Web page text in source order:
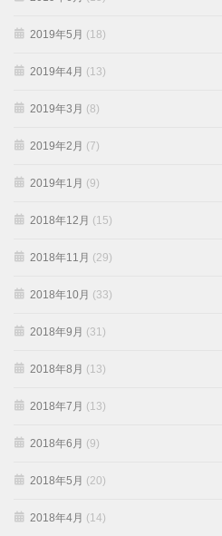
2019年5月 (18)
2019年4月 (13)
2019年3月 (8)
2019年2月 (7)
2019年1月 (9)
2018年12月 (15)
2018年11月 (29)
2018年10月 (33)
2018年9月 (31)
2018年8月 (13)
2018年7月 (13)
2018年6月 (9)
2018年5月 (20)
2018年4月 (14)